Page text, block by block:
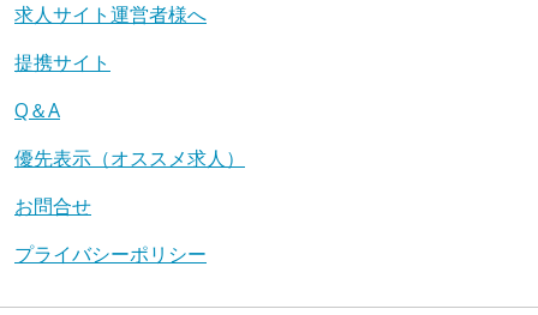
求人サイト運営者様へ
提携サイト
Q＆A
優先表示（オススメ求人）
お問合せ
プライバシーポリシー